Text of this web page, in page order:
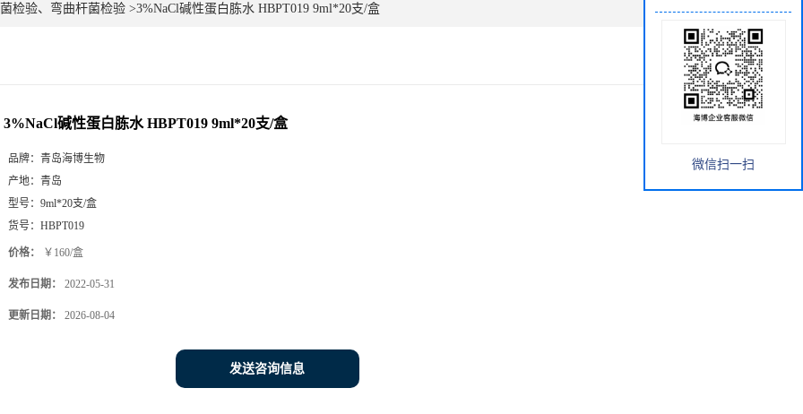
检验、弯曲杆菌检验 >3%NaCl碱性蛋白胨水 HBPT019 9ml*20支/盒
3%NaCl碱性蛋白胨水 HBPT019 9ml*20支/盒
品牌： 青岛海博生物
产地： 青岛
型号： 9ml*20支/盒
货号： HBPT019
价格： ￥160/盒
发布日期： 2022-05-31
更新日期： 2026-08-04
发送咨询信息
微信扫一扫